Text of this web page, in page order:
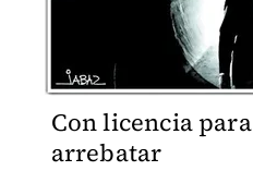
Con licencia para
arrebatar